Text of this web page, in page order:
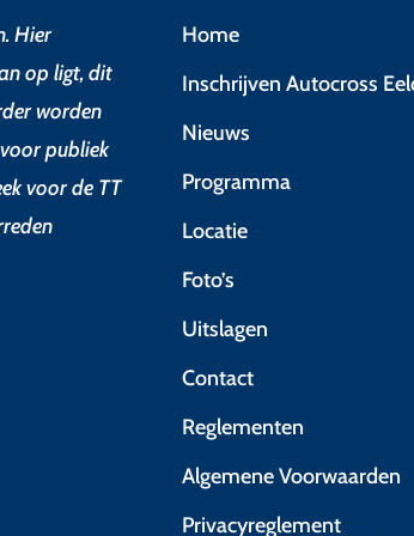
Hier
op ligt, dit
worden
publiek
voor de TT
Home
Inschrijven Autocross
Nieuws
Programma
Locatie
Foto’s
Uitslagen
Contact
Reglementen
Algemene Voorwaarden
Privacyreglement